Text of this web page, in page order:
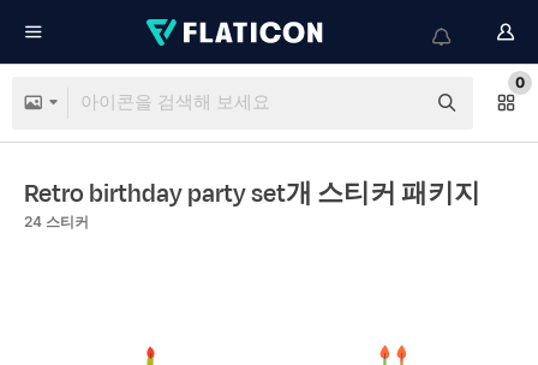
0
Retro birthday party set개 스티커 패키지
24 스티커